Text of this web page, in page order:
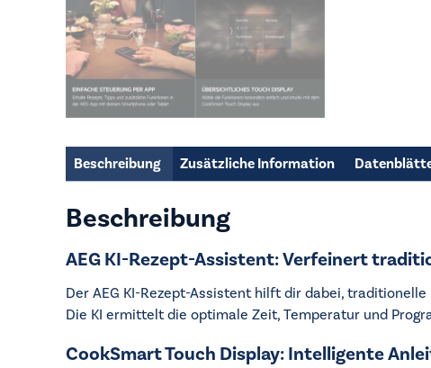
Beschreibung Zusätzliche Information
Beschreibung
AEG KI-Rezept-Assistent: Verfeinert
Der AEG KI-Rezept-Assistent hilft dir dabei,
Die KI ermittelt die optimale Zeit, Temperatur und
CookSmart Touch Display: Intelligente